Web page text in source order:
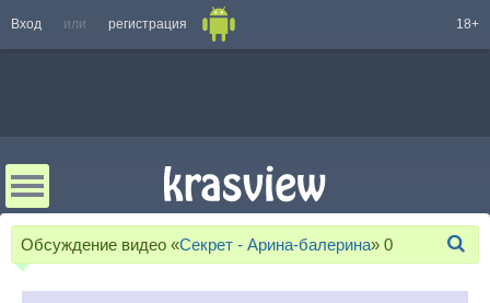
Вход или регистрация 18+
Обсуждение видео «Секрет - Арина-балерина» 0